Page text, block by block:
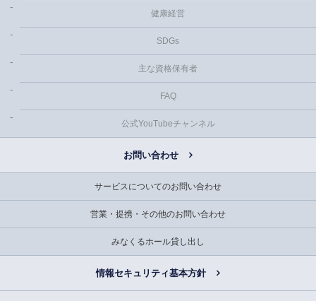
健康経営
SDGs
主な資格保有者
FAQ
公式YouTubeチャンネル
お問い合わせ
サービスについてのお問い合わせ
営業・提携・その他のお問い合わせ
みなくるホール貸し出し
情報セキュリティ基本方針